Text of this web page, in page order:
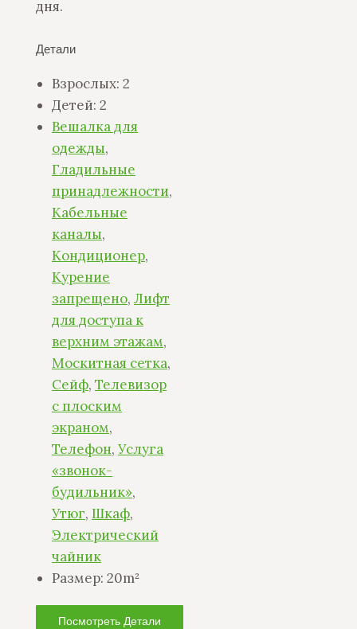
дня.
Детали
Взрослых: 2
Детей: 2
Вешалка для
одежды,
Гладильные
принадлежности,
Кабельные
каналы,
Кондиционер,
Курение
запрещено, Лифт
для доступа к
верхним этажам,
Москитная сетка,
Сейф, Телевизор
с плоским
экраном,
Телефон, Услуга
«звонок-
будильник»,
Утюг, Шкаф,
Электрический
чайник
Размер: 20m²
Посмотреть Детали